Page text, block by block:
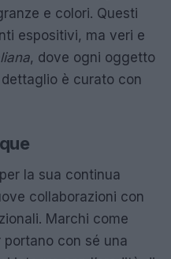
e colori. Questi
espositivi, ma veri e
, dove ogni oggetto
è curato con
la sua continua
collaborazioni con
Marchi come
portano con sé una